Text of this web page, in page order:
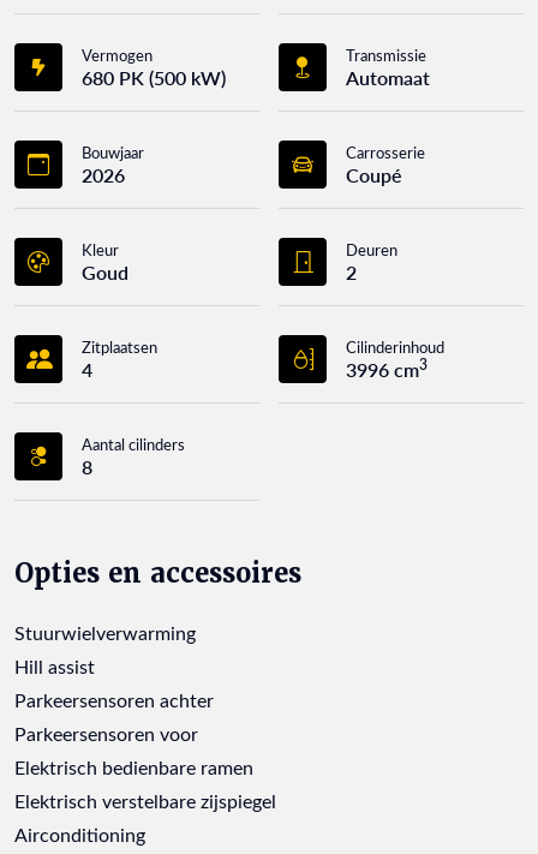
Vermogen
680 PK (500 kW)
Transmissie
Automaat
Bouwjaar
2026
Carrosserie
Coupé
Kleur
Goud
Deuren
2
Zitplaatsen
4
Cilinderinhoud
3996 cm3
Aantal cilinders
8
Opties en accessoires
Stuurwielverwarming
Hill assist
Parkeersensoren achter
Parkeersensoren voor
Elektrisch bedienbare ramen
Elektrisch verstelbare zijspiegel
Airconditioning